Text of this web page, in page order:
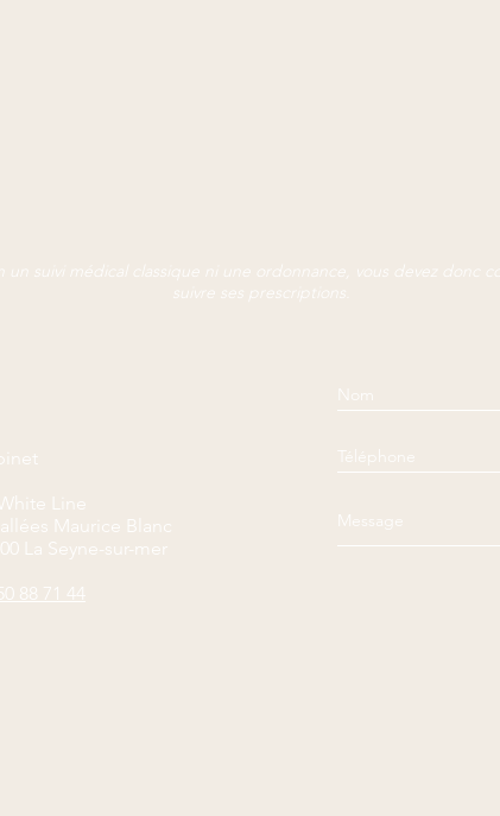
suivi médical classique ni une ordonnance, vous devez donc
suivre ses prescriptions.
Line
allées Maurice Blanc
La Seyne-sur-mer
88 71 44